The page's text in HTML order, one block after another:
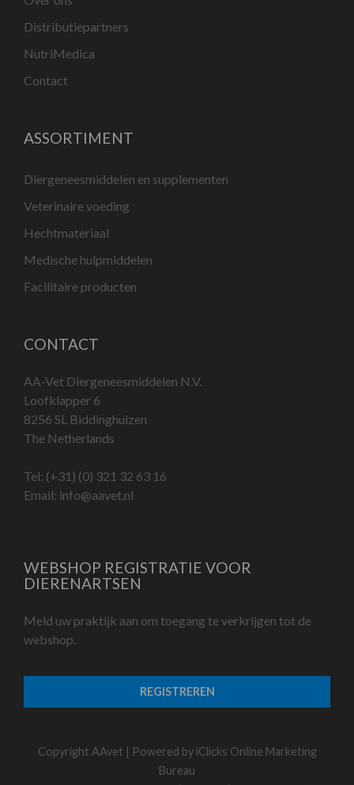
Distributiepartners
NutriMedica
Contact
ASSORTIMENT
Diergeneesmiddelen en supplementen
Veterinaire voeding
Hechtmateriaal
Medische hulpmiddelen
Facilitaire producten
CONTACT
AA-Vet Diergeneesmiddelen N.V.
Loofklapper 6
8256 SL Biddinghuizen
The Netherlands
Tel: (+31) (0) 321 32 63 16
Email: info@aavet.nl
WEBSHOP REGISTRATIE VOOR
DIERENARTSEN
Meld uw praktijk aan om toegang te verkrijgen tot de
webshop.
REGISTREREN
Copyright AAvet | Powered by iClicks Online Marketing
Bureau